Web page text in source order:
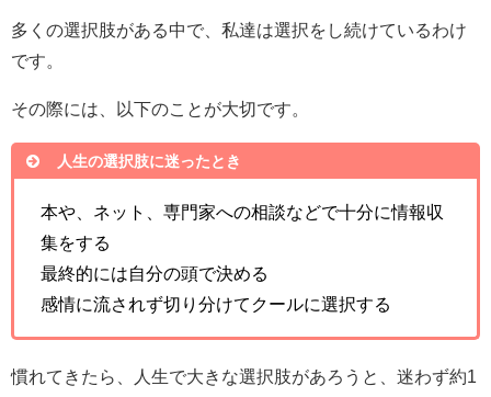
多くの選択肢がある中で、私達は選択をし続けているわけ
です。
その際には、以下のことが大切です。
人生の選択肢に迷ったとき
本や、ネット、専門家への相談などで十分に情報収
集をする
最終的には自分の頭で決める
感情に流されず切り分けてクールに選択する
慣れてきたら、人生で大きな選択肢があろうと、迷わず約1